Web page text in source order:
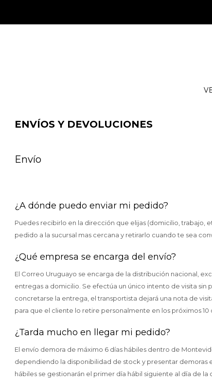
ENVÍOS Y DEVOLUCIONES
Envío
¿A dónde puedo enviar mi pedido?
Puedes recibirlo en la dirección que elijas (domicilio, trabajo,
pedido a la sucursal mas cercana y retirarlo cuando te sea
¿Qué empresa se encarga del envío?
El Correo Uruguayo se encarga de la distribución nacional,
entregas a domicilio. Se efectúa un único intento de visita
concretarse la entrega, el transportista dejará una nota de
para que el cliente lo retire personalmente en los próximos 10
¿Tarda mucho en llegar mi pedido?
El envío demora de máximo 6 días hábiles dentro de
dependiendo la disponibilidad de stock y presentar demoras
hábiles se gestionarán el primer día hábil siguiente al día de